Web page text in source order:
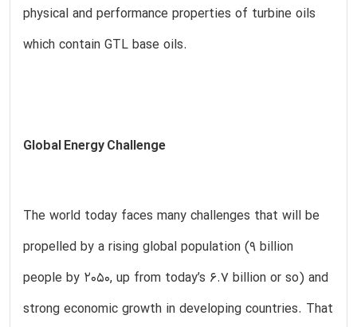
physical and performance properties of turbine oils
which contain GTL base oils.
Global Energy Challenge
The world today faces many challenges that will be
propelled by a rising global population (9 billion
people by 2050, up from today’s 6.7 billion or so) and
strong economic growth in developing countries. That